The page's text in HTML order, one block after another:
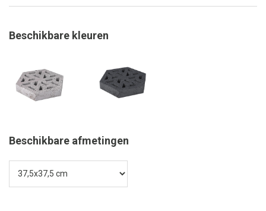
Beschikbare kleuren
Beschikbare afmetingen